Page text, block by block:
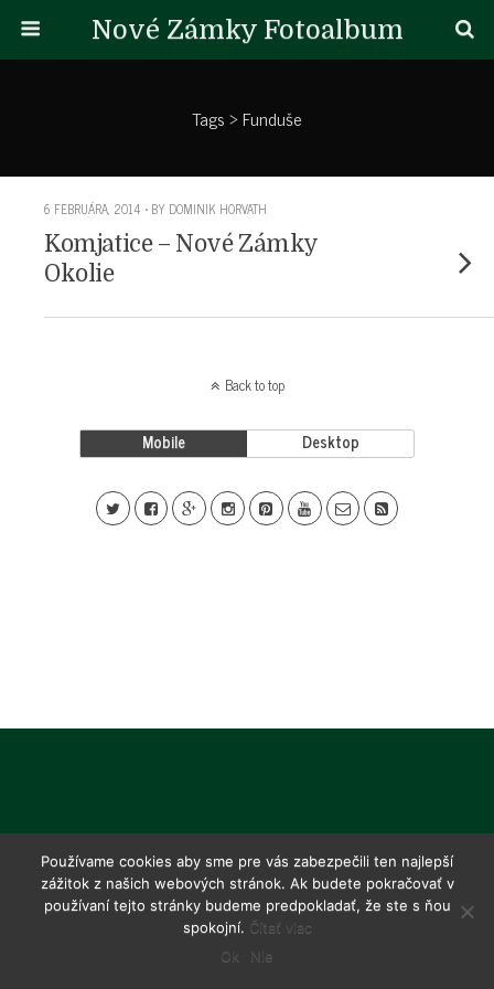
Nové Zámky Fotoalbum
Tags › Funduše
6 FEBRUÁRA, 2014 • BY DOMINIK HORVATH
Komjatice – Nové Zámky
Okolie
Back to top
Mobile Desktop
Používame cookies aby sme pre vás zabezpečili ten najlepší
zážitok z našich webových stránok. Ak budete pokračovať v
používaní tejto stránky budeme predpokladať, že ste s ňou
spokojní. Čítať viac
Ok
Nie